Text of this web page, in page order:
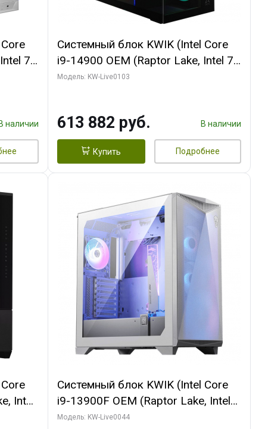
7,
В наличии
Системный блок KWIK (Intel Core
i9-14900 OEM (Raptor Lake, Intel 7,
C24 16EC/8PC// 64 ГБ ОЗУ (2
Turbo/ 960 ГБ SSD)
Модель: KW-Live0103
613 882 руб. В наличии
Купить Подробнее
Intel
Системный блок KWIK (Intel Core
i9-13900F OEM (Raptor Lake, Intel
7, Efficient-co/ 32 ГБ ОЗУ (2
Модель: KW-Live0044